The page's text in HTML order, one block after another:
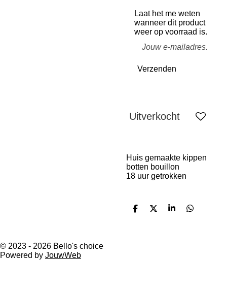
Laat het me weten
wanneer dit product
weer op voorraad is.
Verzenden
Uitverkocht
Huis gemaakte kippen
botten bouillon
18 uur getrokken
D
D
S
D
© 2023 - 2026 Bello's choice
Powered by JouwWeb